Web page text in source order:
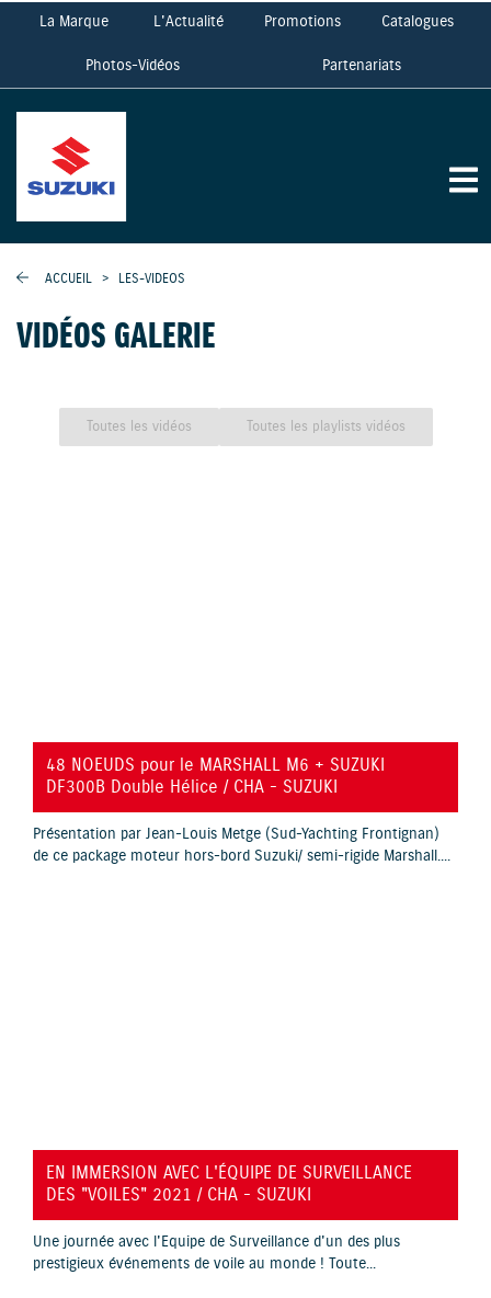
La Marque L'Actualité Promotions Catalogues
Photos-Vidéos Partenariats
ACCUEIL > LES-VIDEOS
VIDÉOS GALERIE
Toutes les vidéos Toutes les playlists vidéos
YouTube is disabled. Allow
48 NOEUDS pour le MARSHALL M6 + SUZUKI
DF300B Double Hélice / CHA - SUZUKI
Présentation par Jean-Louis Metge (Sud-Yachting Frontignan)
de ce package moteur hors-bord Suzuki/ semi-rigide Marshall....
YouTube is disabled. Allow
EN IMMERSION AVEC L'ÉQUIPE DE SURVEILLANCE
DES "VOILES" 2021 / CHA - SUZUKI
Une journée avec l'Equipe de Surveillance d'un des plus
prestigieux événements de voile au monde ! Toute...